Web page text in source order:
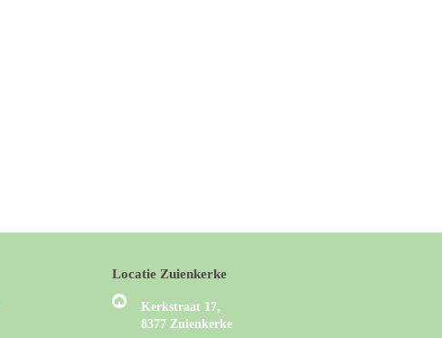
Locatie Zuienkerke
Kerkstraat 17,
8377 Zuienkerke